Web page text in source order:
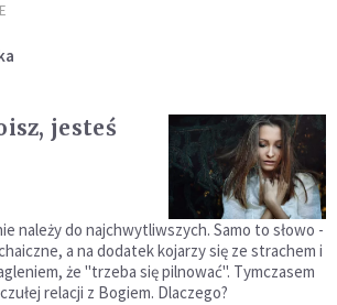
jesteś
należy do najchwytliwszych. Samo to słowo -
a na dodatek kojarzy się ze strachem i
że "trzeba się pilnować". Tymczasem
relacji z Bogiem. Dlaczego?